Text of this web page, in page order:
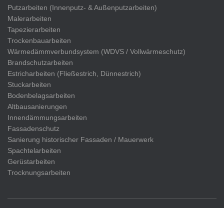
Putzarbeiten (Innenputz- & Außenputzarbeiten)
Malerarbeiten
Tapezierarbeiten
Trockenbauarbeiten
Wärmedämmverbundsystem (WDVS / Vollwärmeschutz)
Brandschutzarbeiten
Estricharbeiten (Fließestrich, Dünnestrich)
Stuckarbeiten
Bodenbelagsarbeiten
Altbausanierungen
Innendämmungsarbeiten
Fassadenschutz
Sanierung historischer Fassaden / Mauerwerk
Spachtelarbeiten
Gerüstarbeiten
Trocknungsarbeiten